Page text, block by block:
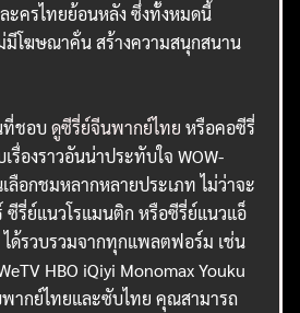
ะครไทยย้อนหลัง ซึ่งทั้งหมดนี้
มีโฆษณาคั่น สร้างความสนุกสนาน
ที่ชอบดูซีรี่ย์จีนพากย์ไทย หรือคอซีรี่
รื่องราวอันน่าประทับใจ WOW-
ลือกชมหลากหลายประเภท ไม่ว่าจะ
ซีรี่ย์แนวโรแมนติก หรือซีรี่ย์แนวแอ็
ด้รวบรวมจากทุกแพลตฟอร์ม เช่น
HBO iQiyi Monomax Youku
ากย์ไทยและซับไทย คุณสามารถ